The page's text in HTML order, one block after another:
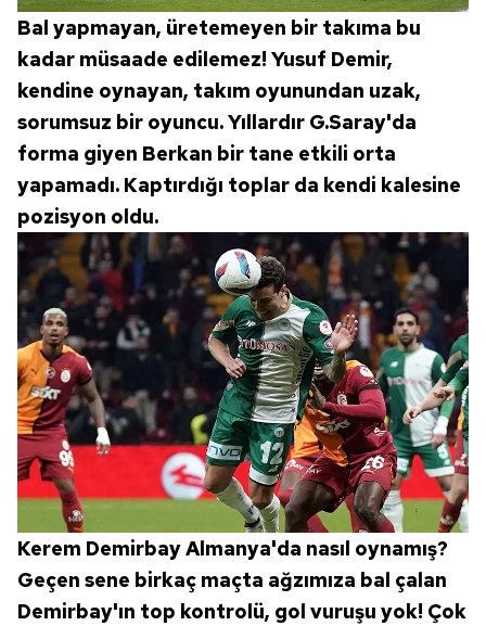
Bal yapmayan, üretemeyen bir takıma bu
kadar müsaade edilemez! Yusuf Demir,
kendine oynayan, takım oyunundan uzak,
sorumsuz bir oyuncu. Yıllardır G.Saray'da
forma giyen Berkan bir tane etkili orta
yapamadı. Kaptırdığı toplar da kendi kalesine
pozisyon oldu.
Kerem Demirbay Almanya'da nasıl oynamış?
Geçen sene birkaç maçta ağzımıza bal çalan
Demirbay'ın top kontrolü, gol vuruşu yok! Çok